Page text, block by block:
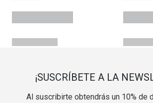
¡SUSCRÍBETE A LA
Al suscribirte obtendrás un 10% de